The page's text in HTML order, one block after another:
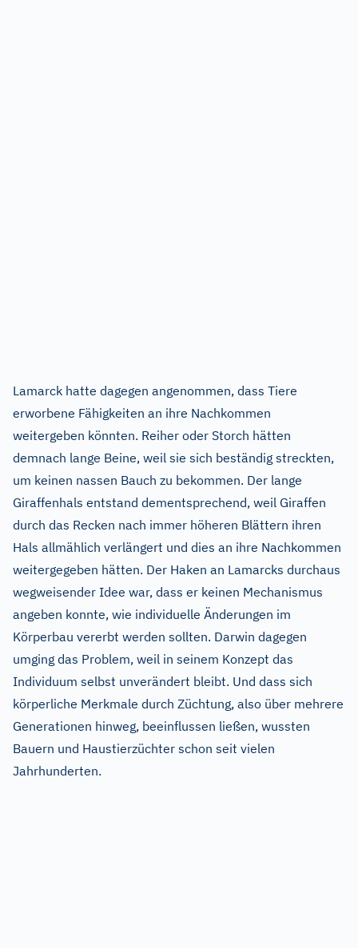
Lamarck hatte dagegen angenommen, dass Tiere
erworbene Fähigkeiten an ihre Nachkommen
weitergeben könnten. Reiher oder Storch hätten
demnach lange Beine, weil sie sich beständig streckten,
um keinen nassen Bauch zu bekommen. Der lange
Giraffenhals entstand dementsprechend, weil Giraffen
durch das Recken nach immer höheren Blättern ihren
Hals allmählich verlängert und dies an ihre Nachkommen
weitergegeben hätten. Der Haken an Lamarcks durchaus
wegweisender Idee war, dass er keinen Mechanismus
angeben konnte, wie individuelle Änderungen im
Körperbau vererbt werden sollten. Darwin dagegen
umging das Problem, weil in seinem Konzept das
Individuum selbst unverändert bleibt. Und dass sich
körperliche Merkmale durch Züchtung, also über mehrere
Generationen hinweg, beeinflussen ließen, wussten
Bauern und Haustierzüchter schon seit vielen
Jahrhunderten.